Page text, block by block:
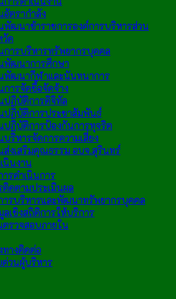
อัตรากำลัง
พัฒนาข้าราชการองค์การบริหารส่วน
วัด
การบริหารทรัพยากรบุคคล
พัฒนาการศึกษา
พัฒนากีฬาและนันทนาการ
การจัดซื้อจัดจ้าง
ปฏิบัติการดิจิทัล
ปฏิบัติการประชาสัมพันธ์
ปฏิบัติการป้องกันการทุจริต
บริหารจัดการความเสี่ยง
ส่งเสริมคุณธรรม อบจ.สุรินทร์
นินงาน
ารดำเนินการ
ติดตามประเมินผล
ารบริหารและพัฒนาทรัพยากรบุคคล
ลเชิงสถิติการให้บริการ
ตรวจสอบภายใน
ทางติดต่อ
ด่วนผู้บริหาร